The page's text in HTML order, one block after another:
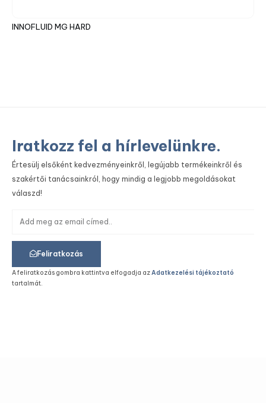
INNOFLUID MG HARD
Iratkozz fel a hírlevelünkre.
Értesülj elsőként kedvezményeinkről, legújabb termékeinkről és
szakértői tanácsainkról, hogy mindig a legjobb megoldásokat
válaszd!
Feliratkozás
A feliratkozás gombra kattintva elfogadja azAdatkezelési tájékoztató
tartalmát.